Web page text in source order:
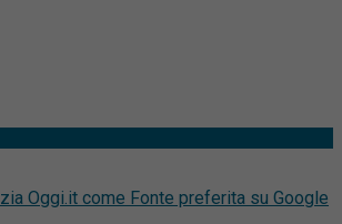
Oggi.it come Fonte preferita su Google